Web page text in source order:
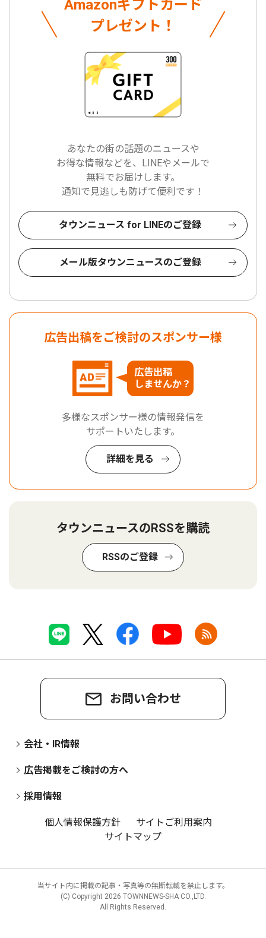
Amazonギフトカード
プレゼント！
あなたの街の話題のニュースや
お得な情報などを、LINEやメールで
無料でお届けします。
通知で見逃しも防げて便利です！
タウンニュース for LINEのご登録
メール版タウンニュースのご登録
広告出稿をご検討のスポンサー様
広告出稿
しませんか？
多様なスポンサー様の情報発信を
サポートいたします。
詳細を見る
タウンニュースのRSSを購読
RSSのご登録
お問い合わせ
会社・IR情報
広告掲載をご検討の方へ
採用情報
個人情報保護方針
サイトご利用案内
サイトマップ
当サイト内に掲載の記事・写真等の無断転載を禁止します。
(C) Copyright 2026 TOWNNEWS-SHA CO.,LTD.
All Rights Reserved.